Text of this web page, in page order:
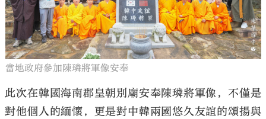
當地政府參加陳璘將軍像安奉
此次在韓國海南郡皇朝別廟安奉陳璘將軍像，不僅是
對他個人的緬懷，更是對中韓兩國悠久友誼的頌揚與